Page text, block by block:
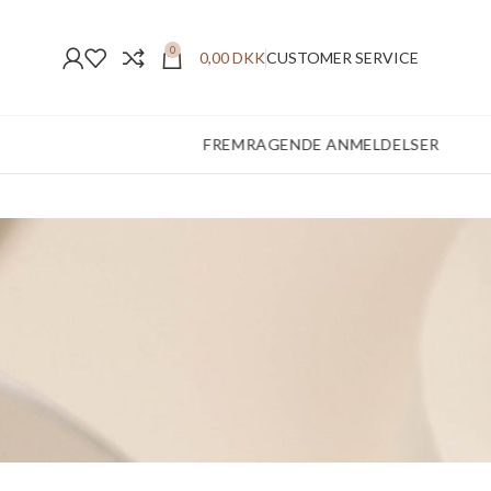
0 0,00DKKCUSTOMER SERVICE
FREMRAGENDE ANMELDELSER